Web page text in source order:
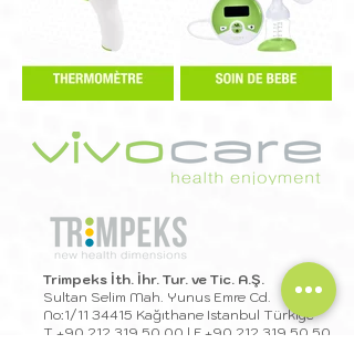
Trimpeks İth. İhr. Tur. ve Tic. A.Ş.
Sultan Selim Mah. Yunus Emre Cd.
No:1/11 34415 Kağıthane Istanbul Türkiye
T +90 212 319 50 00 | F +90 212 319 50 50